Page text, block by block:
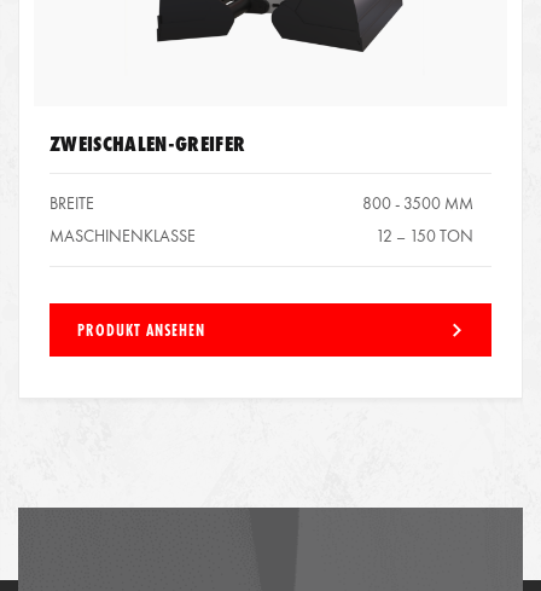
ZWEISCHALEN-GREIFER
BREITE
800 - 3500 MM
MASCHINENKLASSE
12 – 150 TON
PRODUKT ANSEHEN